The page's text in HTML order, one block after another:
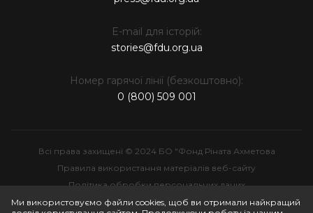
E-mail для історій:
stories@fdu.org.ua
Номер гарячої лінії (безкоштовно):
0 (800) 509 001
Всі права захищені © 2024 БО "Фонд Ріната Ахметова
Правила використання матеріалів веб-сайту
Політика обробки персональних даних
Інтелектуальна власність
Ми використовуємо файли cookies, щоб ви отримали найкращий